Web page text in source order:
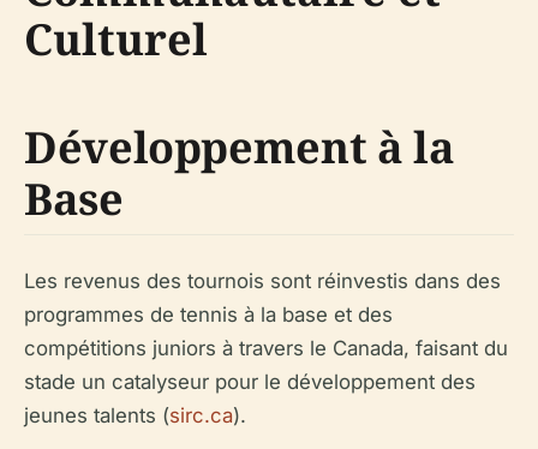
Culturel
Développement à la
Base
Les revenus des tournois sont réinvestis dans des
programmes de tennis à la base et des
compétitions juniors à travers le Canada, faisant du
stade un catalyseur pour le développement des
jeunes talents (sirc.ca).